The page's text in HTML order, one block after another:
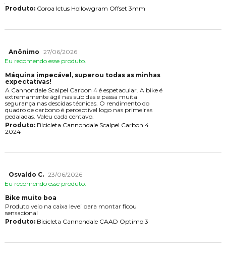
Produto:Coroa Ictus Hollowgram Offset 3mm
Anônimo 27/06/2026
Eu recomendo esse produto.
Máquina impecável, superou todas as minhas
expectativas!
A Cannondale Scalpel Carbon 4 é espetacular. A bike é
extremamente ágil nas subidas e passa muita
segurança nas descidas técnicas. O rendimento do
quadro de carbono é perceptível logo nas primeiras
pedaladas. Valeu cada centavo.
Produto:Bicicleta Cannondale Scalpel Carbon 4
2024
Osvaldo C. 23/06/2026
Eu recomendo esse produto.
Bike muito boa
Produto veio na caixa levei para montar ficou
sensacional
Produto:Bicicleta Cannondale CAAD Optimo 3